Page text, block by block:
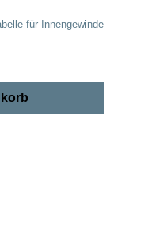
für Innengewinde